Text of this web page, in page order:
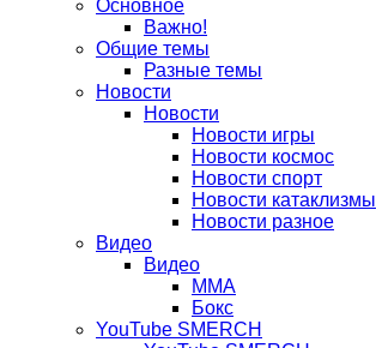
вкладке)
новой
вкладке)
новой
вкладке)
Основное
Важно!
Общие темы
Разные темы
Новости
Новости
Новости игры
Новости космос
Новости спорт
Новости катаклизмы
Новости разное
Видео
Видео
ММА
Бокс
YouTube SMERCH